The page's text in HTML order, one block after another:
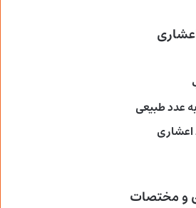
عدد طبیعی
و مختصات